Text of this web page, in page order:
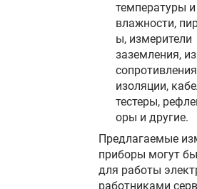
температуры
влажности,
ы, измерители
заземления,
сопротивления
изоляции,
тестеры,
оры и другие.
Предлагаемые
приборы могут
для работы
работниками